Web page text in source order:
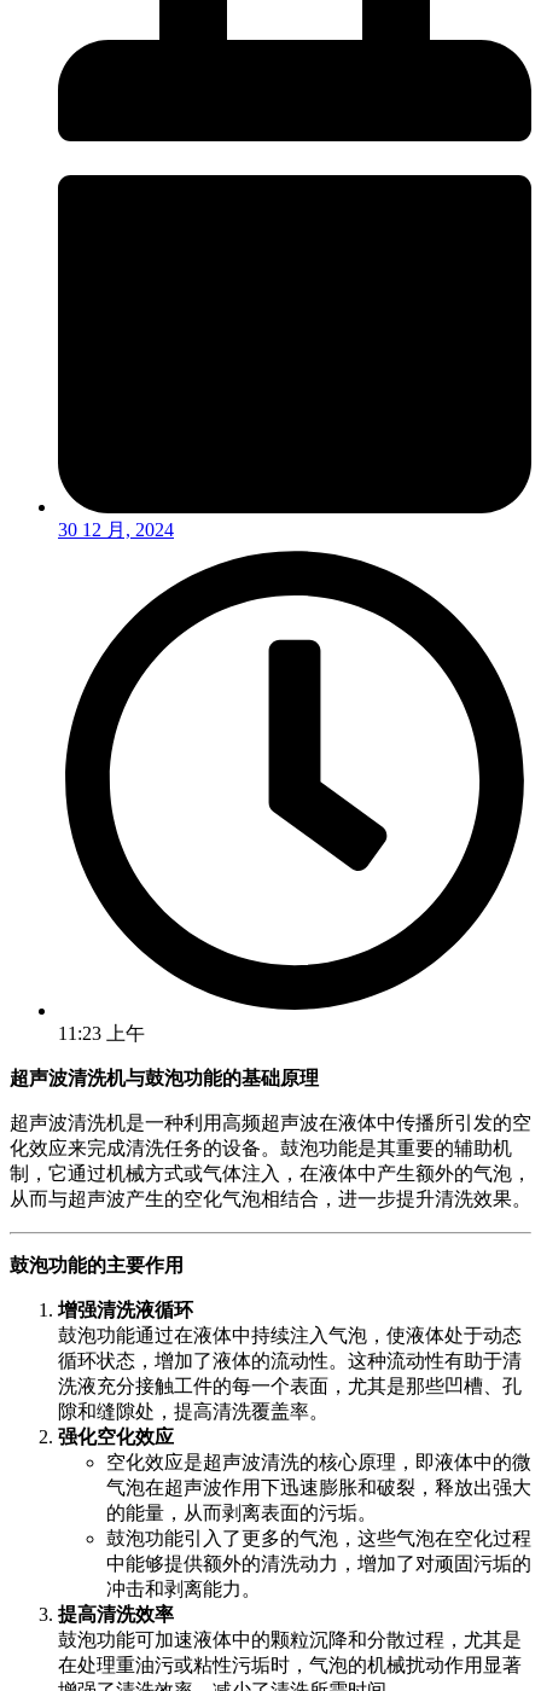
30 12 月, 2024
11:23 上午
超声波清洗机与鼓泡功能的基础原理
超声波清洗机是一种利用高频超声波在液体中传播所引发的空
化效应来完成清洗任务的设备。鼓泡功能是其重要的辅助机
制，它通过机械方式或气体注入，在液体中产生额外的气泡，
从而与超声波产生的空化气泡相结合，进一步提升清洗效果。
鼓泡功能的主要作用
增强清洗液循环
鼓泡功能通过在液体中持续注入气泡，使液体处于动态
循环状态，增加了液体的流动性。这种流动性有助于清
洗液充分接触工件的每一个表面，尤其是那些凹槽、孔
隙和缝隙处，提高清洗覆盖率。
强化空化效应
空化效应是超声波清洗的核心原理，即液体中的微
气泡在超声波作用下迅速膨胀和破裂，释放出强大
的能量，从而剥离表面的污垢。
鼓泡功能引入了更多的气泡，这些气泡在空化过程
中能够提供额外的清洗动力，增加了对顽固污垢的
冲击和剥离能力。
提高清洗效率
鼓泡功能可加速液体中的颗粒沉降和分散过程，尤其是
在处理重油污或粘性污垢时，气泡的机械扰动作用显著